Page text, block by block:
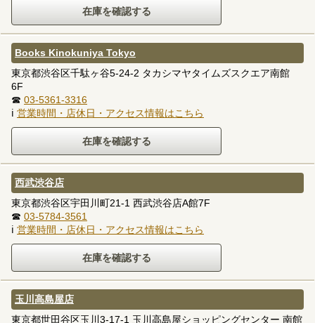
Books Kinokuniya Tokyo
東京都渋谷区千駄ヶ谷5-24-2 タカシマヤタイムズスクエア南館
6F
☎ 03-5361-3316
ℹ 営業時間・店休日・アクセス情報はこちら
西武渋谷店
東京都渋谷区宇田川町21-1 西武渋谷店A館7F
☎ 03-5784-3561
ℹ 営業時間・店休日・アクセス情報はこちら
玉川高島屋店
東京都世田谷区玉川3-17-1 玉川高島屋ショッピングセンター 南館